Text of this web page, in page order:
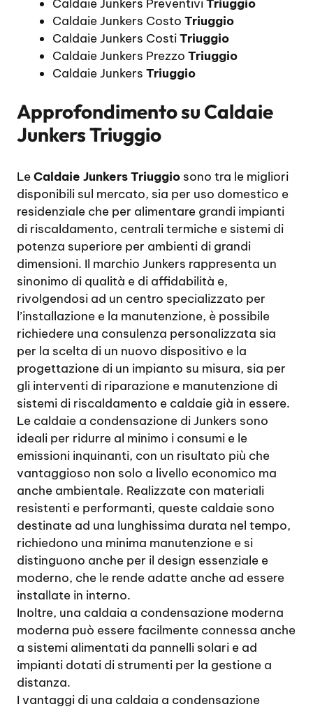
Caldaie Junkers Preventivi Triuggio
Caldaie Junkers Costo Triuggio
Caldaie Junkers CostiTriuggio
Caldaie Junkers Prezzo Triuggio
Caldaie Junkers Triuggio
Approfondimento su Caldaie
Junkers Triuggio
LeCaldaie Junkers Triuggio sono tra le migliori
disponibili sul mercato, sia per uso domestico e
residenziale che per alimentare grandi impianti
di riscaldamento, centrali termiche e sistemi di
potenza superiore per ambienti di grandi
dimensioni. Il marchio Junkers rappresenta un
sinonimo di qualità e di affidabilità e,
rivolgendosi ad un centro specializzato per
l’installazione e la manutenzione, è possibile
richiedere una consulenza personalizzata sia
per la scelta di un nuovo dispositivo e la
progettazione di un impianto su misura, sia per
gli interventi di riparazione e manutenzione di
sistemi di riscaldamento e caldaie già in essere.
Le caldaie a condensazione di Junkers sono
ideali per ridurre al minimo i consumi e le
emissioni inquinanti, con un risultato più che
vantaggioso non solo a livello economico ma
anche ambientale. Realizzate con materiali
resistenti e performanti, queste caldaie sono
destinate ad una lunghissima durata nel tempo,
richiedono una minima manutenzione e si
distinguono anche per il design essenziale e
moderno, che le rende adatte anche ad essere
installate in interno.
Inoltre, una caldaia a condensazione moderna
moderna può essere facilmente connessa anche
a sistemi alimentati da pannelli solari e ad
impianti dotati di strumenti per la gestione a
distanza.
I vantaggi di una caldaia a condensazione